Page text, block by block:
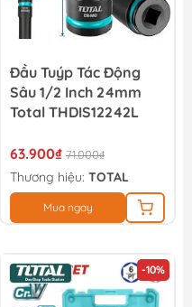
Đầu Tuýp Tác Động
Sâu 1/2 Inch 24mm
Total THDIS12242L
63.900₫ 71.000₫
Thương hiệu: TOTAL
Mua ngay
-10%